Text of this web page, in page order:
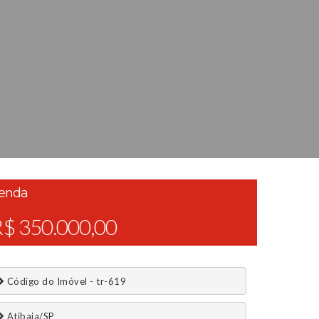
350.000,00
Código do Imóvel - tr-619
Atibaia/SP